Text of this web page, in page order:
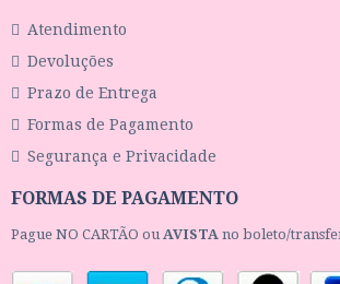
Atendimento
Devoluções
Prazo de Entrega
Formas de Pagamento
Segurança e Privacidade
FORMAS DE PAGAMENTO
Pague NO CARTÃO ou AVISTA no boleto/